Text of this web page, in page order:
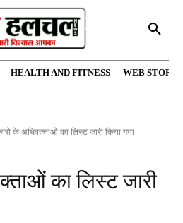
HEALTH AND FITNESS WEB
के अधिवक्ताओं का लिस्ट जारी किया गया
का लिस्ट जारी